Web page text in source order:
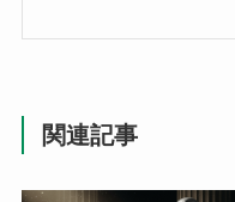
関連記事